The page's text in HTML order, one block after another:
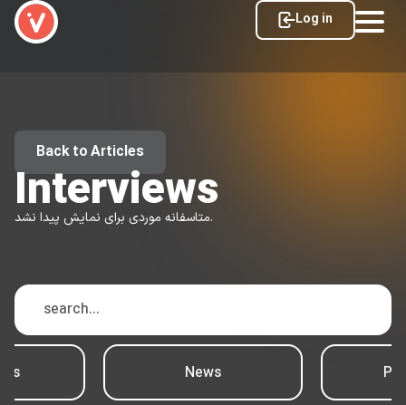
Log in
Back to Articles
Interviews
متاسفانه موردی برای نمایش پیدا نشد.
News